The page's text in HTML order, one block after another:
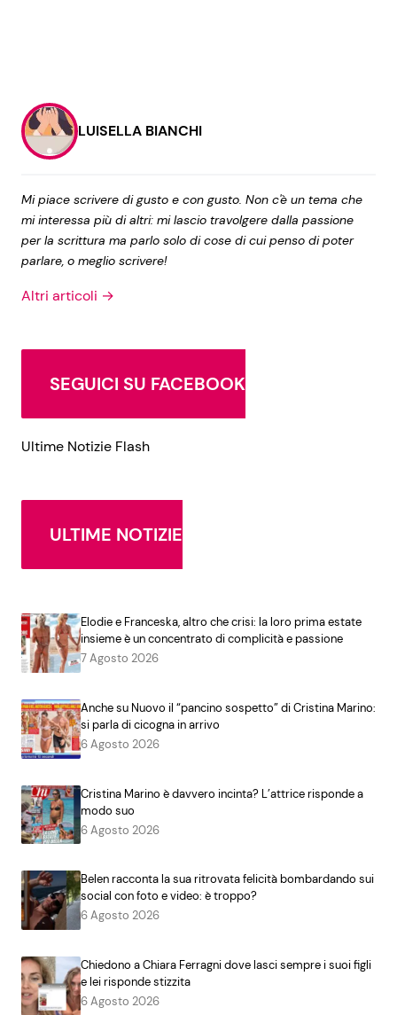
LUISELLA BIANCHI
Mi piace scrivere di gusto e con gusto. Non c'è un tema che
mi interessa più di altri: mi lascio travolgere dalla passione
per la scrittura ma parlo solo di cose di cui penso di poter
parlare, o meglio scrivere!
Altri articoli →
SEGUICI SU FACEBOOK
Ultime Notizie Flash
ULTIME NOTIZIE
Elodie e Franceska, altro che crisi: la loro prima estate
insieme è un concentrato di complicità e passione
7 Agosto 2026
Anche su Nuovo il “pancino sospetto” di Cristina Marino:
si parla di cicogna in arrivo
6 Agosto 2026
Cristina Marino è davvero incinta? L’attrice risponde a
modo suo
6 Agosto 2026
Belen racconta la sua ritrovata felicità bombardando sui
social con foto e video: è troppo?
6 Agosto 2026
Chiedono a Chiara Ferragni dove lasci sempre i suoi figli
e lei risponde stizzita
6 Agosto 2026